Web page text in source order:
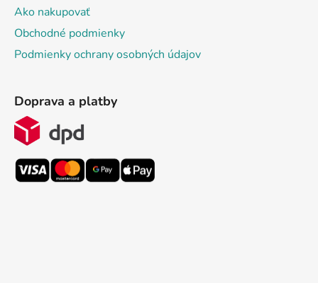
Ako nakupovať
Obchodné podmienky
Podmienky ochrany osobných údajov
Doprava a platby